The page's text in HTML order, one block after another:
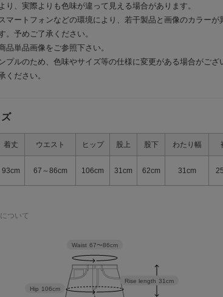
り、実際よりも色味が違って見える場合があります。
マートフォンなどの環境により、若干製品と画像のカラーが
。予めご了承ください。
品単品画像をご参照下さい。
プルのため、色味やサイズ等の仕様に変更がある場合がござ
ください。
着丈 ウエスト ヒップ 股上 股下 わたり幅
93cm 67～86cm 106cm 31cm 62cm 31cm
ついて
Rise length 31cm
Hip 106cm
Waist 67〜86cm